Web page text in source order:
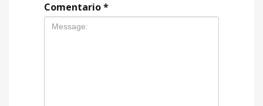
Comentario*